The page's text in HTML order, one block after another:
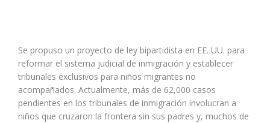
Se propuso un proyecto de ley bipartidista en EE. UU. para
reformar el sistema judicial de inmigración y establecer
tribunales exclusivos para niños migrantes no
acompañados. Actualmente, más de 62,000 casos
pendientes en los tribunales de inmigración involucran a
niños que cruzaron la frontera sin sus padres y, muchos de